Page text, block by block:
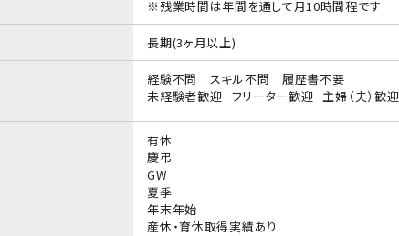
※残業時間は年間を通して月10時間程です
長期(3ヶ月以上)
経験不問 スキル不問 履歴書不要
未経験者歓迎
フリーター歓迎 主婦（夫）歓迎
有休
慶弔
GW
夏季
年末年始
産休・育休取得実績あり